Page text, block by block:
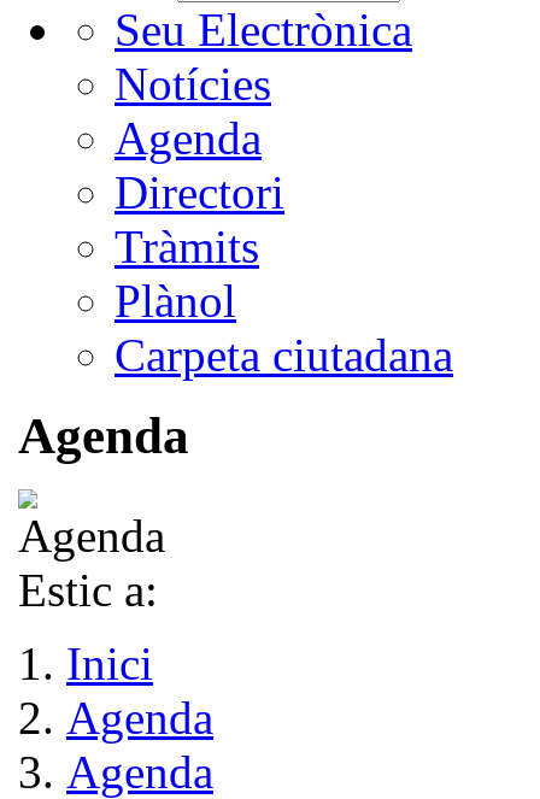
Seu Electrònica
Notícies
Agenda
Directori
Tràmits
Plànol
Carpeta ciutadana
Agenda
Estic a:
Inici
Agenda
Agenda